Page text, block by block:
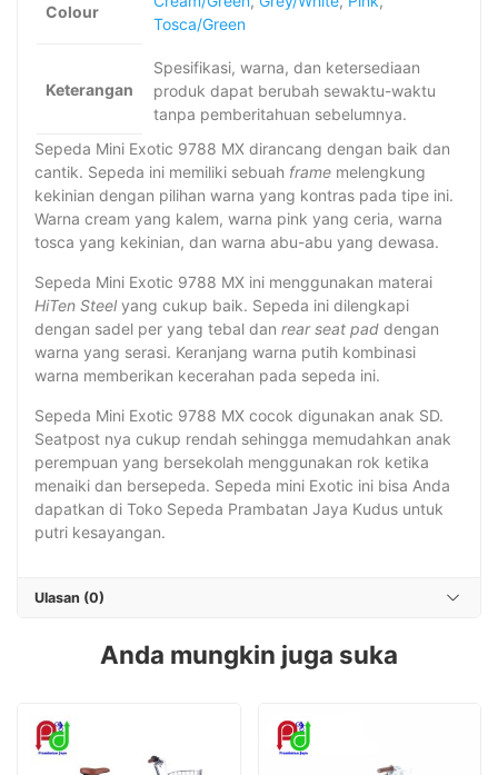
Colour
Tosca/Green
Keterangan
Spesifikasi, warna, dan ketersediaan
produk dapat berubah sewaktu-waktu
tanpa pemberitahuan sebelumnya.
Sepeda Mini Exotic 9788 MX dirancang dengan baik dan
cantik. Sepeda ini memiliki sebuah frame melengkung
kekinian dengan pilihan warna yang kontras pada tipe ini.
Warna cream yang kalem, warna pink yang ceria, warna
tosca yang kekinian, dan warna abu-abu yang dewasa.
Sepeda Mini Exotic 9788 MX ini menggunakan materai
HiTen Steelyang cukup baik. Sepeda ini dilengkapi
dengan sadel per yang tebal dan rear seat pad dengan
warna yang serasi. Keranjang warna putih kombinasi
warna memberikan kecerahan pada sepeda ini.
Sepeda Mini Exotic 9788 MX cocok digunakan anak SD.
Seatpost nya cukup rendah sehingga memudahkan anak
perempuan yang bersekolah menggunakan rok ketika
menaiki dan bersepeda. Sepeda mini Exotic ini bisa Anda
dapatkan di Toko Sepeda Prambatan Jaya Kudus untuk
putri kesayangan.
Ulasan (0)
Anda mungkin juga suka